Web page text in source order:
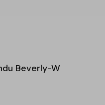
Beverly-W